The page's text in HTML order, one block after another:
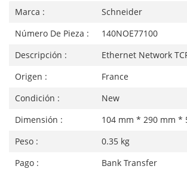
Marca :
Schneider
Número De Pieza :
140NOE77100
Descripción :
Ethernet Network
Origen :
France
Condición :
New
Dimensión :
104 mm * 290 mm *
Peso :
0.35 kg
Pago :
Bank Transfer